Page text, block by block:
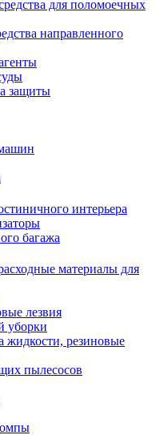
для поломоечных
направленного
защиты
интерьера
багажа
материалы для
лезвия
уборки
жидкости, резиновые
пылесосов